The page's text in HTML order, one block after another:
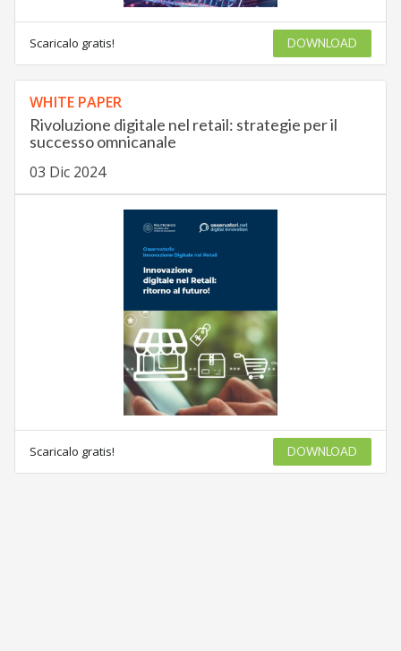
Scaricalo gratis! DOWNLOAD
WHITE PAPER
Rivoluzione digitale nel retail: strategie per il
successo omnicanale
03 Dic 2024
Scaricalo gratis! DOWNLOAD